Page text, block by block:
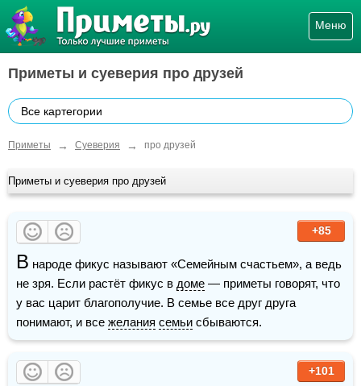
Меню
Приметы и суеверия про друзей
Все картегории
Приметы → Суеверия → про друзей
Приметы и суеверия про друзей
+85
В народе фикус называют «Семейным счастьем», а ведь
не зря. Если растёт фикус в доме — приметы говорят, что
у вас царит благополучие. В семье все друг друга
понимают, и все желания семьи сбываются.
+101